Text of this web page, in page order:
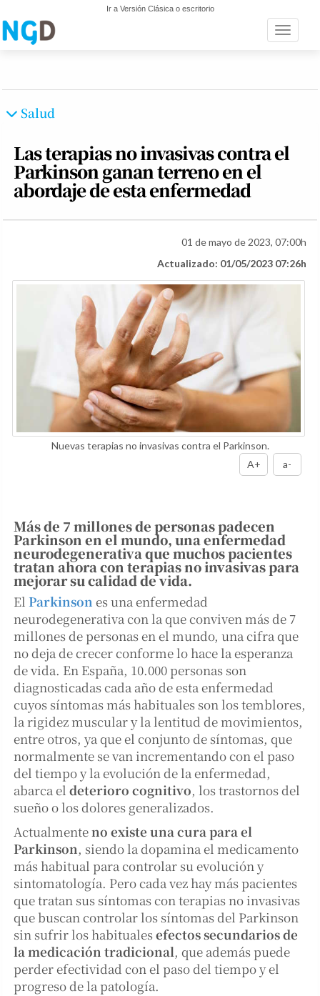
Ir a Versión Clásica o escritorio
Toggle
Salud
Las terapias no invasivas contra el
Parkinson ganan terreno en el
abordaje de esta enfermedad
01 de mayo de 2023, 07:00h
Actualizado: 01/05/2023 07:26h
Nuevas terapias no invasivas contra el Parkinson.
A+
a-
Más de 7 millones de personas padecen
Parkinson en el mundo, una enfermedad
neurodegenerativa que muchos pacientes
tratan ahora con terapias no invasivas para
mejorar su calidad de vida.
El Parkinson es una enfermedad
neurodegenerativa con la que conviven más de 7
millones de personas en el mundo, una cifra que
no deja de crecer conforme lo hace la esperanza
de vida. En España, 10.000 personas son
diagnosticadas cada año de esta enfermedad
cuyos síntomas más habituales son los temblores,
la rigidez muscular y la lentitud de movimientos,
entre otros, ya que el conjunto de síntomas, que
normalmente se van incrementando con el paso
del tiempo y la evolución de la enfermedad,
abarca el deterioro cognitivo, los trastornos del
sueño o los dolores generalizados.
Actualmenteno existe una cura para el
Parkinson, siendo la dopamina el medicamento
más habitual para controlar su evolución y
sintomatología. Pero cada vez hay más pacientes
que tratan sus síntomas con terapias no invasivas
que buscan controlar los síntomas del Parkinson
sin sufrir los habitualesefectos secundarios de
la medicación tradicional, que además puede
perder efectividad con el paso del tiempo y el
progreso de la patología.